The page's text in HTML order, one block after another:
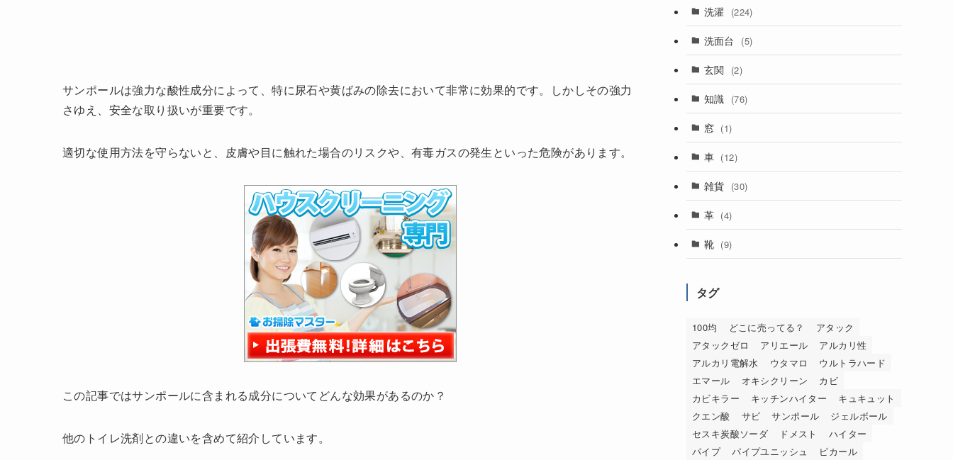
サンポールは強力な酸性成分によって、特に尿石や黄ばみの除去において非常に効果的です。しかしその強力
さゆえ、安全な取り扱いが重要です。
適切な使用方法を守らないと、皮膚や目に触れた場合のリスクや、有毒ガスの発生といった危険があります。
この記事ではサンポールに含まれる成分についてどんな効果があるのか？
他のトイレ洗剤との違いを含めて紹介しています。
洗濯 (224)
洗面台 (5)
玄関 (2)
知識 (76)
窓 (1)
車 (12)
雑貨 (30)
革 (4)
靴 (9)
タグ
100均 どこに売ってる？
アタック
アタックゼロ
アリエール
アルカリ性
アルカリ電解水
ウタマロ
ウルトラハード
エマール
オキシクリーン
カビ
カビキラー
キッチンハイター
キュキュット
クエン酸
サビ サンポール
ジェルボール
セスキ炭酸ソーダ
ドメスト
ハイター
パイプ
パイプユニッシュ
ピカール